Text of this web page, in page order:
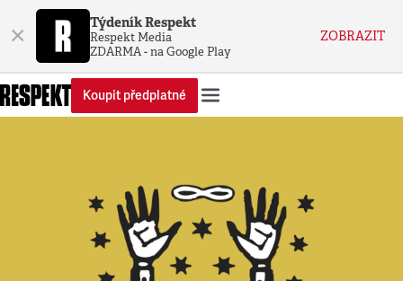
× Týdeník Respekt
Respekt Media
ZDARMA - na Google Play
ZOBRAZIT
Koupit předplatné